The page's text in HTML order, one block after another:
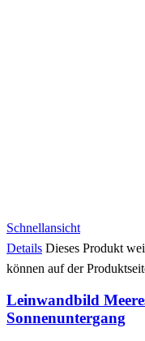
Schnellansicht
Details Dieses Produkt
können auf der
Leinwandbild
Sonnenuntergang